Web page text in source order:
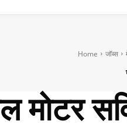
Home जॉब्स
मोटर